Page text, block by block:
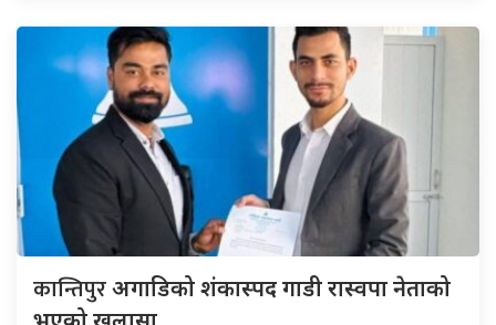
कान्तिपुरअगाडिको शंकास्पद गाडी रास्वपा नेताको